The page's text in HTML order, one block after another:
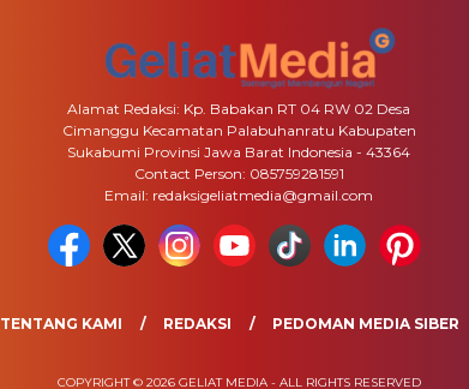
Alamat Redaksi: Kp. Babakan RT 04 RW 02 Desa
Cimanggu Kecamatan Palabuhanratu Kabupaten
Sukabumi Provinsi Jawa Barat Indonesia - 43364
Contact Person: 085759281591
Email: redaksigeliatmedia@gmail.com
TENTANG KAMI REDAKSI PEDOMAN MEDIA SIBER
COPYRIGHT © 2026 GELIAT MEDIA - ALL RIGHTS RESERVED